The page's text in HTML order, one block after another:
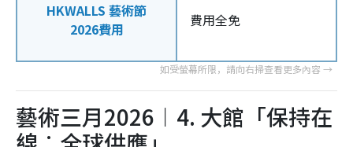
HKWALLS 藝術節
2026費用
費用全免
藝術三月2026︱4. 大館「保持在